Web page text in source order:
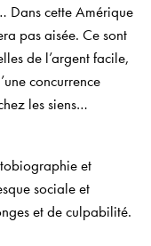
Dans cette Amérique
pas aisée. Ce sont
de l’argent facile,
concurrence
les siens…
et
sociale et
et de culpabilité.